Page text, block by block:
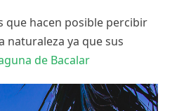
que hacen posible percibir
naturaleza ya que sus
de Bacalar